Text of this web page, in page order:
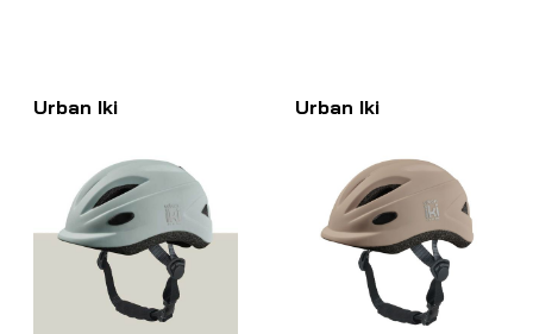
Urban Iki Urban Iki